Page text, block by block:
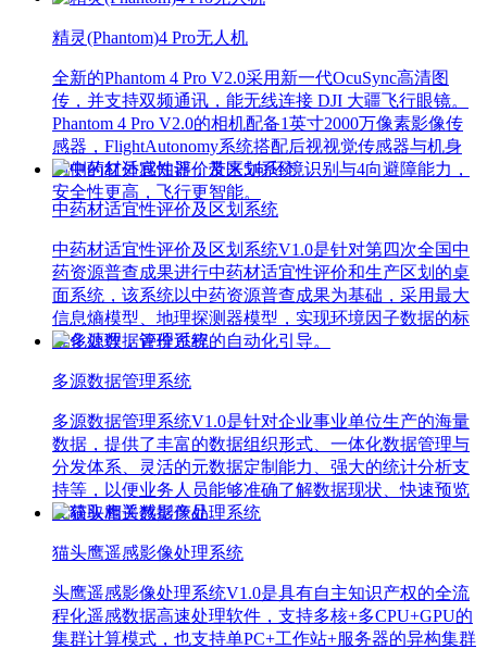
精灵(Phantom)4 Pro无人机
全新的Phantom 4 Pro V2.0采用新一代OcuSync高清图
传，并支持双频通讯，能无线连接 DJI 大疆飞行眼镜。
Phantom 4 Pro V2.0的相机配备1英寸2000万像素影像传
感器，FlightAutonomy系统搭配后视视觉传感器与机身
两侧的红外感知器，带来5向环境识别与4向避障能力，
安全性更高，飞行更智能。
中药材适宜性评价及区划系统
中药材适宜性评价及区划系统V1.0是针对第四次全国中
药资源普查成果进行中药材适宜性评价和生产区划的桌
面系统，该系统以中药资源普查成果为基础，采用最大
信息熵模型、地理探测器模型，实现环境因子数据的标
准化处理，评价过程的自动化引导。
多源数据管理系统
多源数据管理系统V1.0是针对企业事业单位生产的海量
数据，提供了丰富的数据组织形式、一体化数据管理与
分发体系、灵活的元数据定制能力、强大的统计分析支
持等，以便业务人员能够准确了解数据现状、快速预览
及获取相关数据产品。
猫头鹰遥感影像处理系统
头鹰遥感影像处理系统V1.0是具有自主知识产权的全流
程化遥感数据高速处理软件，支持多核+多CPU+GPU的
集群计算模式，也支持单PC+工作站+服务器的异构集群